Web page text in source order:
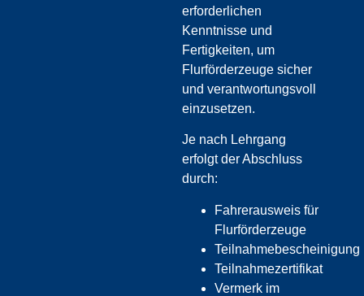
erforderlichen
Kenntnisse und
Fertigkeiten, um
Flurförderzeuge sicher
und verantwortungsvoll
einzusetzen.
Je nach Lehrgang
erfolgt der Abschluss
durch:
Fahrerausweis für
Flurförderzeuge
Teilnahmebescheinigung
Teilnahmezertifikat
Vermerk im